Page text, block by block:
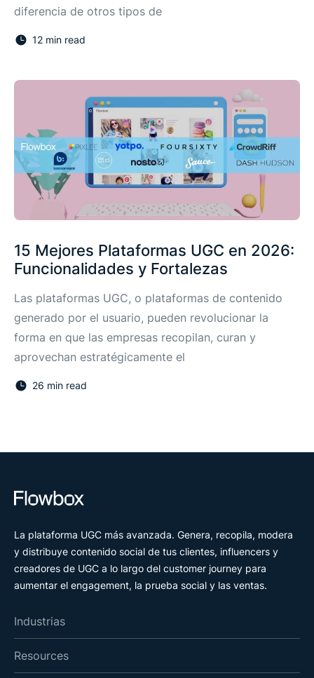
diferencia de otros tipos de
12 min read
15 Mejores Plataformas UGC en 2026:
Funcionalidades y Fortalezas
Las plataformas UGC, o plataformas de contenido
generado por el usuario, pueden revolucionar la
forma en que las empresas recopilan, curan y
aprovechan estratégicamente el
26 min read
La plataforma UGC más avanzada. Genera, recopila, modera
y distribuye contenido social de tus clientes, influencers y
creadores de UGC a lo largo del customer journey para
aumentar el engagement, la prueba social y las ventas.
Industrias
Resources